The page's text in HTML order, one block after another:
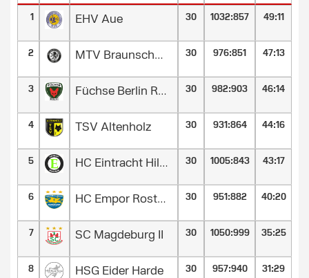
1 EHV Aue 30 1032:857 49:11
2 MTV Braunschweig 30 976:851 47:13
3 Füchse Berlin Reinickendorf II 30 982:903 46:14
4 TSV Altenholz 30 931:864 44:16
5 HC Eintracht Hildesheim 30 1005:843 43:17
6 HC Empor Rostock 30 951:882 40:20
7 SC Magdeburg II 30 1050:999 35:25
8 HSG Eider Harde 30 957:940 31:29